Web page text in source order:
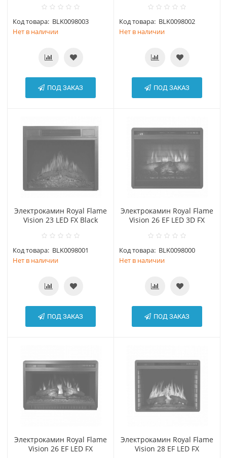
Код товара: BLK0098003
Нет в наличии
ПОД ЗАКАЗ
Код товара: BLK0098002
Нет в наличии
ПОД ЗАКАЗ
Электрокамин Royal Flame
Vision 23 LED FX Black
Код товара: BLK0098001
Нет в наличии
ПОД ЗАКАЗ
Электрокамин Royal Flame
Vision 26 EF LED 3D FX
Код товара: BLK0098000
Нет в наличии
ПОД ЗАКАЗ
Электрокамин Royal Flame
Vision 26 EF LED FX
Электрокамин Royal Flame
Vision 28 EF LED FX